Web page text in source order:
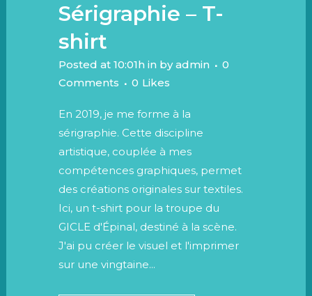
Sérigraphie – T-
shirt
Posted at 10:01h in byadmin
0
Comments
0 Likes
En 2019, je me forme à la
sérigraphie. Cette discipline
artistique, couplée à mes
compétences graphiques, permet
des créations originales sur textiles.
Ici, un t-shirt pour la troupe du
GICLE d'Épinal, destiné à la scène.
J'ai pu créer le visuel et l'imprimer
sur une vingtaine...